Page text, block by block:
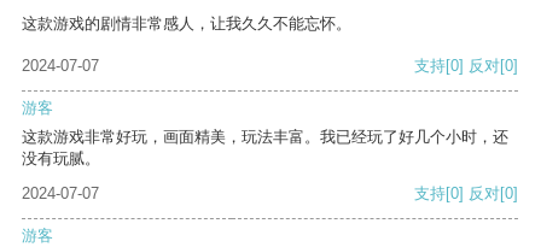
这款游戏的剧情非常感人，让我久久不能忘怀。
2024-07-07 支持[0] 反对[0]
游客
这款游戏非常好玩，画面精美，玩法丰富。我已经玩了好几个小时，还
没有玩腻。
2024-07-07
支持[0] 反对[0]
游客